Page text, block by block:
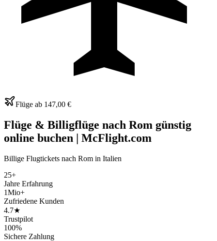
Flüge ab 147,00 €
Flüge & Billigflüge nach Rom günstig
online buchen | McFlight.com
Billige Flugtickets nach Rom in Italien
25+
Jahre Erfahrung
1Mio+
Zufriedene Kunden
4.7★
Trustpilot
100%
Sichere Zahlung